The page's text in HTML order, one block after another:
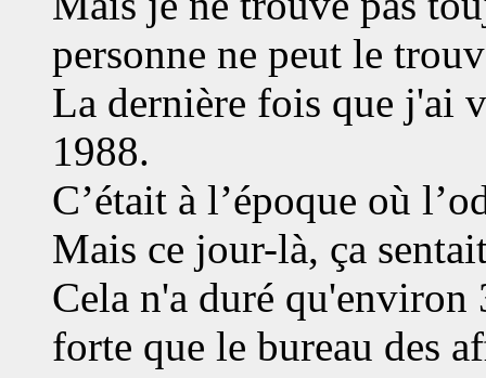
personne ne peut le
La dernière fois que j'ai
1988.
C’était à l’époque où
Mais ce jour-là, ça
Cela n'a duré
forte que le bureau des